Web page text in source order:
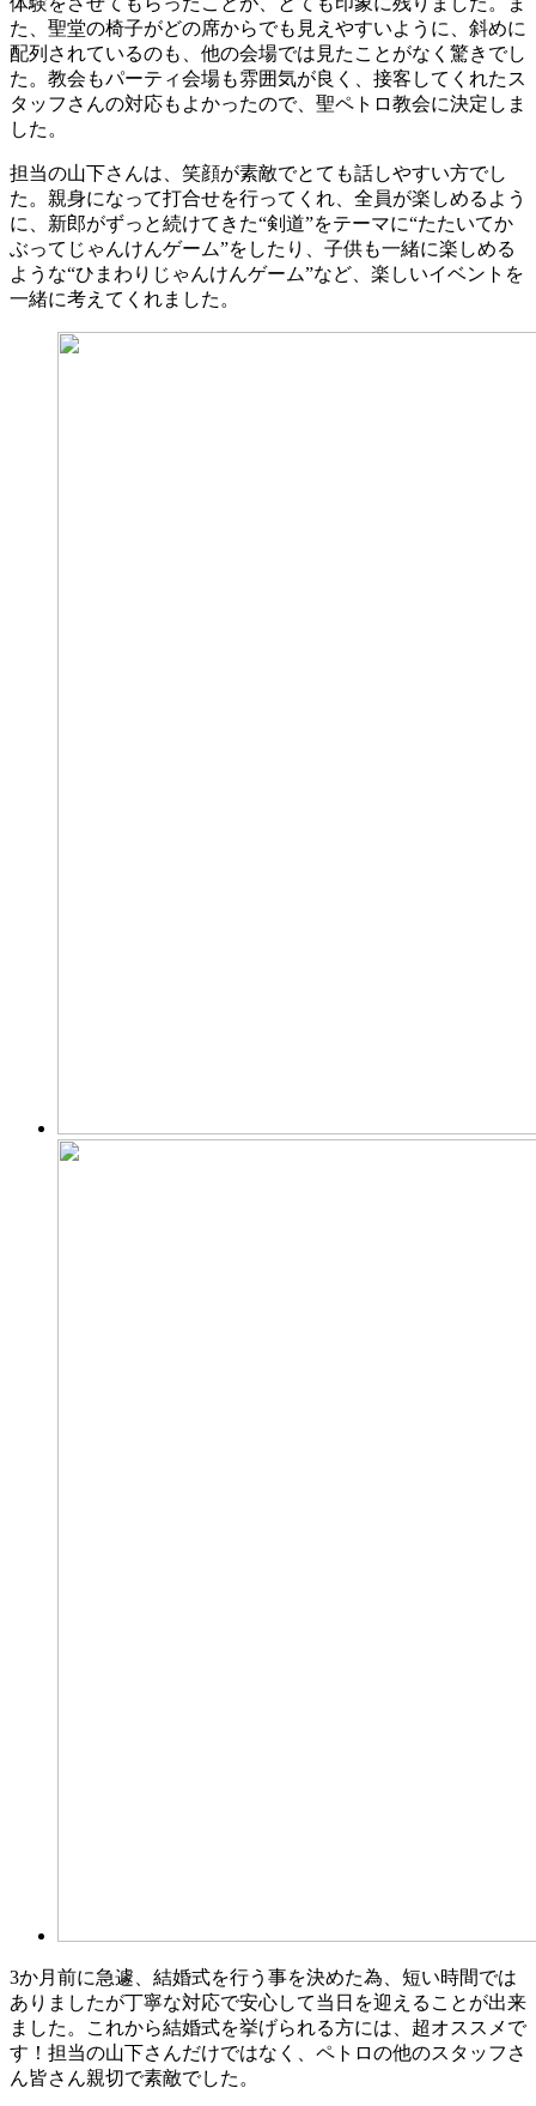
た、聖堂の椅子がどの席からでも見えやすいように、斜めに
配列されているのも、他の会場では見たことがなく驚きでし
た。教会もパーティ会場も雰囲気が良く、接客してくれたス
タッフさんの対応もよかったので、聖ペトロ教会に決定しま
した。
担当の山下さんは、笑顔が素敵でとても話しやすい方でし
た。親身になって打合せを行ってくれ、全員が楽しめるよう
に、新郎がずっと続けてきた“剣道”をテーマに“たたいてか
ぶってじゃんけんゲーム”をしたり、子供も一緒に楽しめる
ような“ひまわりじゃんけんゲーム”など、楽しいイベントを
一緒に考えてくれました。
3か月前に急遽、結婚式を行う事を決めた為、短い時間では
ありましたが丁寧な対応で安心して当日を迎えることが出来
ました。これから結婚式を挙げられる方には、超オススメで
す！担当の山下さんだけではなく、ペトロの他のスタッフさ
ん皆さん親切で素敵でした。